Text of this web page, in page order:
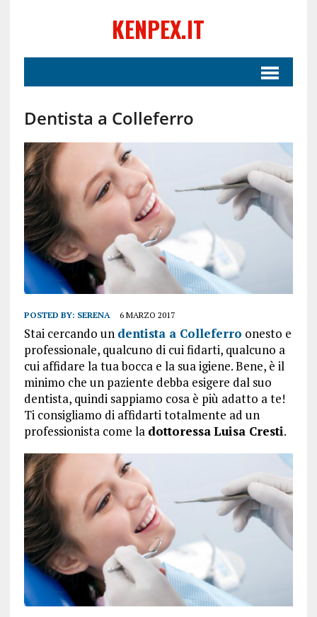
KENPEX.IT
Dentista a Colleferro
POSTED BY: SERENA 6 MARZO 2017
Stai cercando un dentista a Colleferro onesto e
professionale, qualcuno di cui fidarti, qualcuno a
cui affidare la tua bocca e la sua igiene. Bene, è il
minimo che un paziente debba esigere dal suo
dentista, quindi sappiamo cosa è più adatto a te!
Ti consigliamo di affidarti totalmente ad un
professionista come la dottoressaLuisa Cresti.